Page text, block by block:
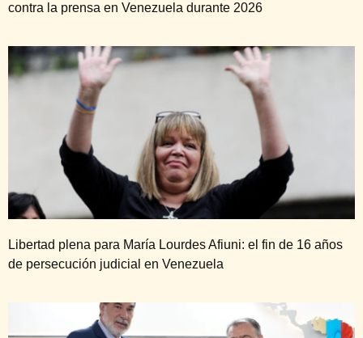
contra la prensa en Venezuela durante 2026
Libertad plena para María Lourdes Afiuni: el fin de 16 años
de persecución judicial en Venezuela